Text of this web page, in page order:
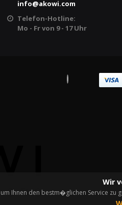
info@akowi.com
Telefon-Hotline:
Mo - Fr von 9 - 17 Uhr
Wir
Ihnen den bestm�glichen Service zu